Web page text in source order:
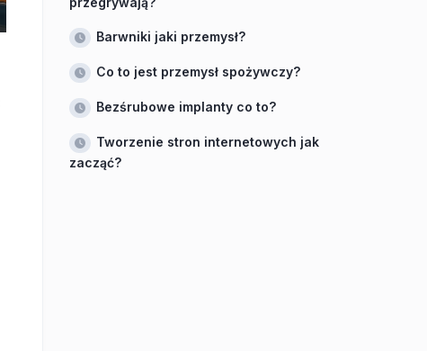
Barwniki jaki przemysł?
Co to jest przemysł spożywczy?
Bezśrubowe implanty co to?
Tworzenie stron internetowych jak
zacząć?